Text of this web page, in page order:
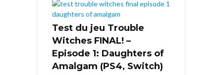
Test du jeu Trouble
Witches FINAL! –
Episode 1: Daughters of
Amalgam (PS4, Switch)